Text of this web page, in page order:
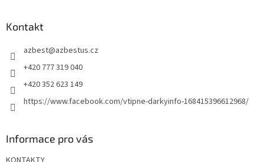
Kontakt
azbest@azbestus.cz
+420 777 319 040
+420 352 623 149
https://www.facebook.com/vtipne-darkyinfo-168415396612968/
Informace pro vás